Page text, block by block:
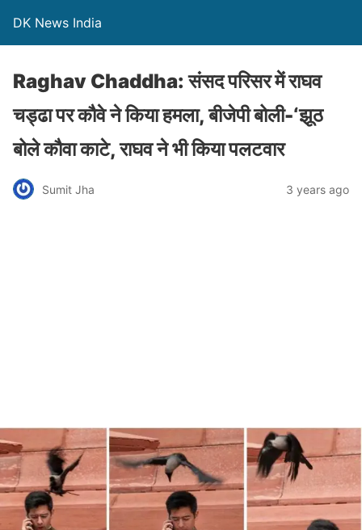
DK News India
Raghav Chaddha: संसद परिसर में राघव
चड्ढा पर कौवे ने किया हमला, बीजेपी बोली-‘झूठ
बोले कौवा काटे, राघव ने भी किया पलटवार
Sumit Jha 3 years ago